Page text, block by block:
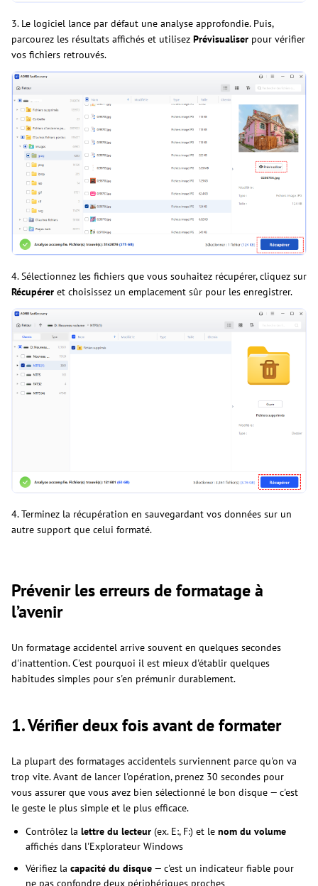
3. Le logiciel lance par défaut une analyse approfondie. Puis,
parcourez les résultats affichés et utilisez Prévisualiser pour vérifier
vos fichiers retrouvés.
4. Sélectionnez les fichiers que vous souhaitez récupérer, cliquez sur
Récupérer et choisissez un emplacement sûr pour les enregistrer.
4. Terminez la récupération en sauvegardant vos données sur un
autre support que celui formaté.
Prévenir les erreurs de formatage à
l’avenir
Un formatage accidentel arrive souvent en quelques secondes
d'inattention. C'est pourquoi il est mieux d'établir quelques
habitudes simples pour s'en prémunir durablement.
1. Vérifier deux fois avant de formater
La plupart des formatages accidentels surviennent parce qu'on va
trop vite. Avant de lancer l'opération, prenez 30 secondes pour
vous assurer que vous avez bien sélectionné le bon disque — c'est
le geste le plus simple et le plus efficace.
Contrôlez la lettre du lecteur (ex. E:, F:) et le nom du volume
affichés dans l'Explorateur Windows
Vérifiez la capacité du disque — c'est un indicateur fiable pour
ne pas confondre deux périphériques proches